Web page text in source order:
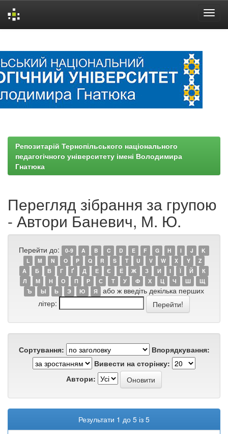
Репозитарій Тернопільського національного
педагогічного університету імені Володимира
Гнатюка
Перегляд зібрання за групою
- Автори Баневич, М. Ю.
Перейти до: 0-9 A B C D E F G H I J
K
L
M N O P Q R S T U V W X Y
Z
А
Б В Г Ґ Д Е Є Ё Ж З И І Ї Й
К
Л
М Н О П Р С Т У Ф Х Ц Ч Ш
Щ
Ъ
Ы Ь Э Ю Я
або ж введіть декілька перших
літер:
Сортування:
Впорядкування:
Вивести на сторінку:
Автори:
Результати 1 до 5 із 5